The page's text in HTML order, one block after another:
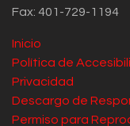
Fax: 401-729-1194
Inicio
Política de
Privacidad
Descargo de
Permiso para